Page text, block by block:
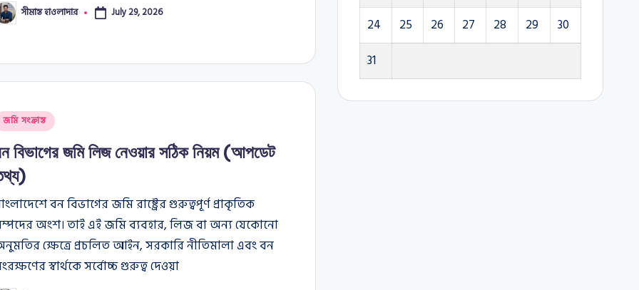
সীমান্ত হাওলাদার July 29, 2026
জমি সংক্রান্ত
বিভাগের জমি লিজ নেওয়ার সঠিক নিয়ম (আপডেট
বন বিভাগের জমি রাষ্ট্রের গুরুত্বপূর্ণ প্রাকৃতিক
অংশ। তাই এই জমি ব্যবহার, লিজ বা অন্য যেকোনো
ক্ষেত্রে প্রচলিত আইন, সরকারি নীতিমালা এবং বন
স্বার্থকে সর্বোচ্চ গুরুত্ব দেওয়া
24
25 26 27 28 29
30
31